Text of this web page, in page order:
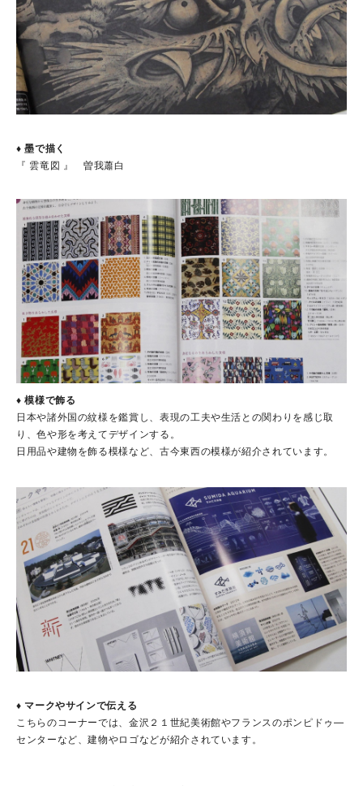
♦ 墨で描く
『 雲竜図 』 曽我蕭白
♦ 模様で飾る
日本や諸外国の紋様を鑑賞し、表現の工夫や生活との関わりを感じ取
り、色や形を考えてデザインする。
日用品や建物を飾る模様など、古今東西の模様が紹介されています。
♦ マークやサインで伝える
こちらのコーナーでは、金沢２１世紀美術館やフランスのポンピドゥ―
センターなど、建物やロゴなどが紹介されています。